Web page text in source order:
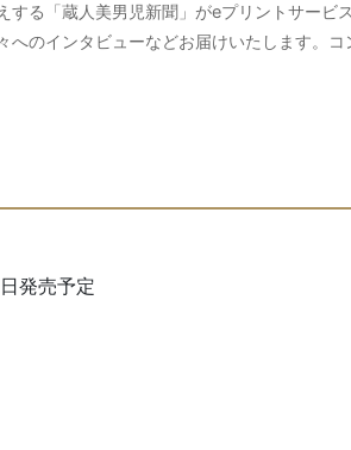
する「蔵人美男児新聞」がeプリントサービ
のインタビューなどお届けいたします。
発売予定